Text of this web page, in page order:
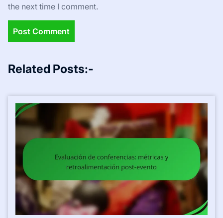
the next time I comment.
Related Posts:-